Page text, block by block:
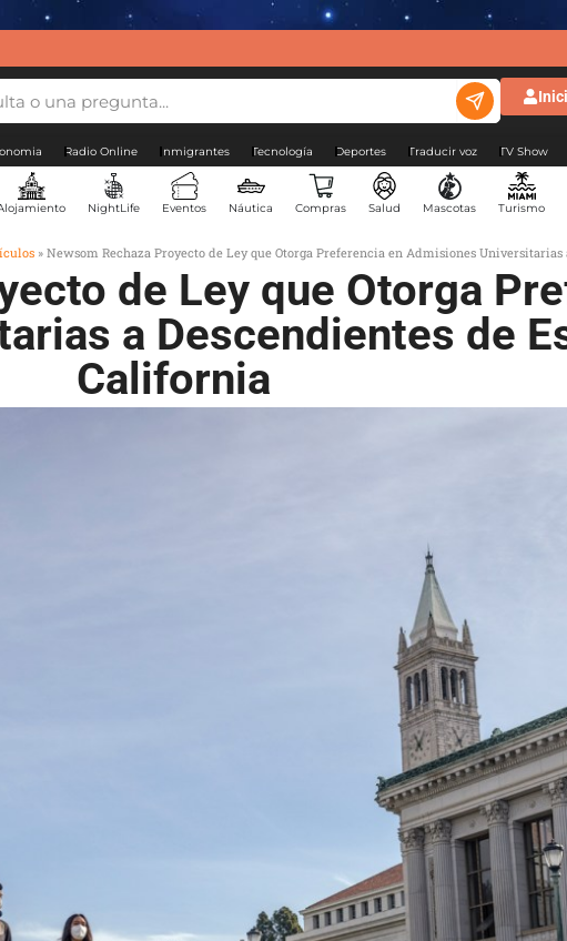
Radio Online Inmigrantes Tecnología Deportes Traducir voz TV Show
NightLife Eventos Náutica Compras Salud Mascotas Turismo
» Newsom Rechaza Proyecto de Ley que Otorga Preferencia en Admisiones
de Ley que Otorga
a Descendientes de
California